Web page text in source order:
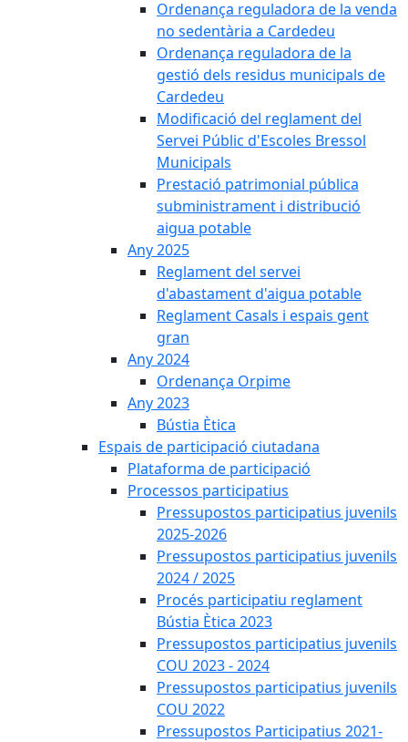
Ordenança reguladora de la venda
no sedentària a Cardedeu
Ordenança reguladora de la
gestió dels residus municipals de
Cardedeu
Modificació del reglament del
Servei Públic d'Escoles Bressol
Municipals
Prestació patrimonial pública
subministrament i distribució
aigua potable
Any 2025
Reglament del servei
d'abastament d'aigua potable
Reglament Casals i espais gent
gran
Any 2024
Ordenança Orpime
Any 2023
Bústia Ètica
Espais de participació ciutadana
Plataforma de participació
Processos participatius
Pressupostos participatius juvenils
2025-2026
Pressupostos participatius juvenils
2024 / 2025
Procés participatiu reglament
Bústia Ètica 2023
Pressupostos participatius juvenils
COU 2023 - 2024
Pressupostos participatius juvenils
COU 2022
Pressupostos Participatius 2021-